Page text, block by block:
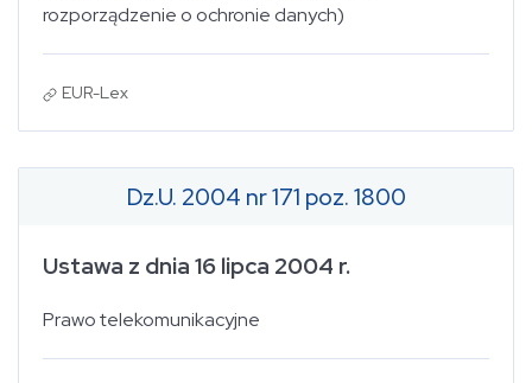
rozporządzenie o ochronie danych)
EUR-Lex
Dz.U. 2004 nr 171 poz. 1800
Ustawa z dnia 16 lipca 2004 r.
Prawo telekomunikacyjne